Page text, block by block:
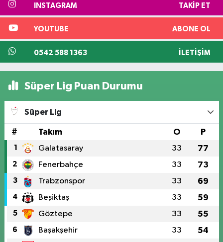
INSTAGRAM TAKIP ET
YOUTUBE ABONE OL
0542 588 1363 İLETIŞIM
Süper Lig Puan Durumu
Süper Lig
# Takım O P
1 Galatasaray 33 77
2 Fenerbahçe 33 73
3 Trabzonspor 33 69
4 Beşiktaş 33 59
5 Göztepe 33 55
6 Başakşehir 33 54